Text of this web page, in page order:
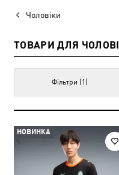
Чоловіки
ТОВАРИ ДЛЯ
Фільтри (1)
НОВИНКА